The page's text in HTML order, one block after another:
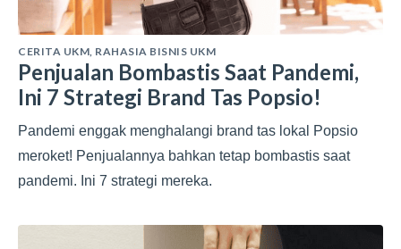
CERITA UKM, RAHASIA BISNIS UKM
Penjualan Bombastis Saat Pandemi,
Ini 7 Strategi Brand Tas Popsio!
Pandemi enggak menghalangi brand tas lokal Popsio
meroket! Penjualannya bahkan tetap bombastis saat
pandemi. Ini 7 strategi mereka.